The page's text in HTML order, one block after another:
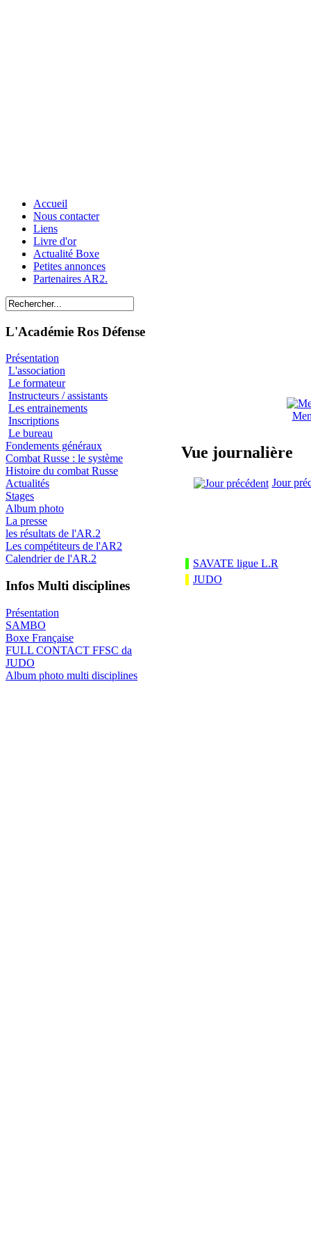
Accueil
Nous contacter
Liens
Livre d'or
Actualité Boxe
Petites annonces
Partenaires AR2.
L'Académie Ros Défense
Présentation
L'association
Le formateur
Instructeurs / assistants
Les entrainements
Inscriptions
Le bureau
Fondements généraux
Combat Russe : le système
Histoire du combat Russe
Actualités
Stages
Album photo
La presse
les résultats de l'AR.2
Les compétiteurs de l'AR2
Calendrier de l'AR.2
Infos Multi disciplines
Présentation
SAMBO
Boxe Française
FULL CONTACT FFSC da
JUDO
Album photo multi disciplines
Vue journalière
Jour
SAVATE ligue L.R
JUDO